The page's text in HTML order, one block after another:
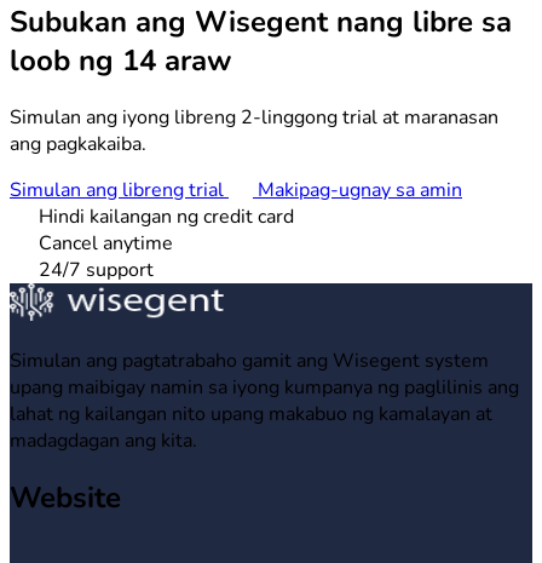
Subukan ang Wisegent nang libre sa
loob ng 14 araw
Simulan ang iyong libreng 2-linggong trial at maranasan
ang pagkakaiba.
Simulan ang libreng trial
Makipag-ugnay sa amin
Hindi kailangan ng credit card
Cancel anytime
24/7 support
Simulan ang pagtatrabaho gamit ang Wisegent system
upang maibigay namin sa iyong kumpanya ng paglilinis ang
lahat ng kailangan nito upang makabuo ng kamalayan at
madagdagan ang kita.
Website